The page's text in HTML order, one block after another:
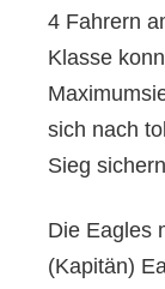
4 Fahrern
Klasse
sich nach
Sieg
Die Eagles
(Kapitän)